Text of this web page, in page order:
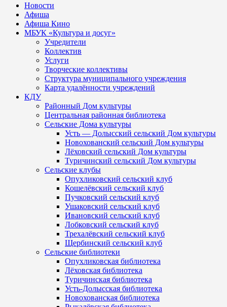
Новости
Афиша
Афиша Кино
МБУК «Культура и досуг»
Учредители
Коллектив
Услуги
Творческие коллективы
Структура муниципального учреждения
Карта удалённости учреждений
КДУ
Районный Дом культуры
Центральная районная библиотека
Сельские Дома культуры
Усть — Долысский сельский Дом культуры
Новохованский сельский Дом культуры
Лёховский сельский Дом культуры
Туричинский сельский Дом культуры
Сельские клубы
Опухликовский сельский клуб
Кошелёвский сельский клуб
Пучковский сельский клуб
Ушаковский сельский клуб
Ивановский сельский клуб
Лобковский сельский клуб
Трехалёвский сельский клуб
Щербинский сельский клуб
Сельские библиотеки
Опухликовская библиотека
Лёховская библиотека
Туричинская библиотека
Усть-Долысская библиотека
Новохованская библиотека